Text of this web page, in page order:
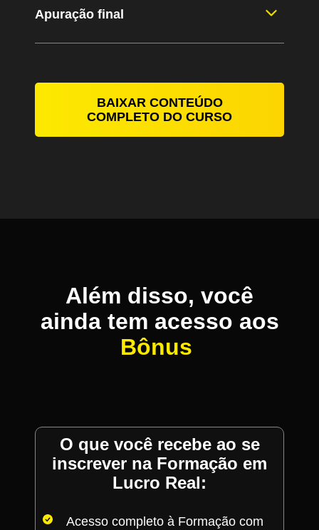
Apuração final
BAIXAR CONTEÚDO
COMPLETO DO CURSO
Além disso, você
ainda tem acesso aos
Bônus
O que você recebe ao se
inscrever na Formação em
Lucro Real:
Acesso completo à Formação com